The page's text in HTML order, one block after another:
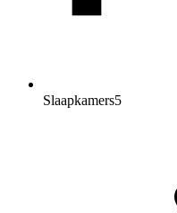
Slaapkamers5